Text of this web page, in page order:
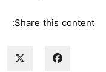
Share this content: